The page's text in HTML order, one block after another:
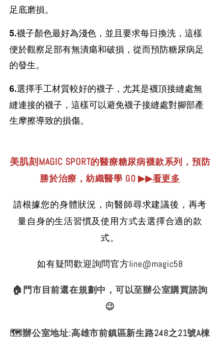
足底磨損。
5.襪子顏色最好為淺色，並且要求每日換洗，這樣
便於觀察足部有無潰瘍和破損，從而預防糖尿病足
的發生。
6.選擇手工材質較好的襪子，尤其是襪頂接縫處無
縫連接的襪子，這樣可以避免襪子接縫處對腳部產
生摩擦導致的損傷。
美肌刻MAGIC SPORT的醫療糖尿病襪款系列，預防
勝於治療，紡織醫學 GO ▶▶看更多
請根據您的身體狀況，向醫師尋求建議後，再考
量自身的生活習慣及使用方式去選擇合適的款
式。
如有疑問歡迎詢問官方line@magic58
🏠門市目前還在規劃中，可以至辦公室購買諮詢
😉
🗺️辦公室地址:高雄市前鎮區新生路248之21號A棟